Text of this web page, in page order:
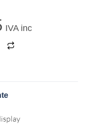
IVA inc